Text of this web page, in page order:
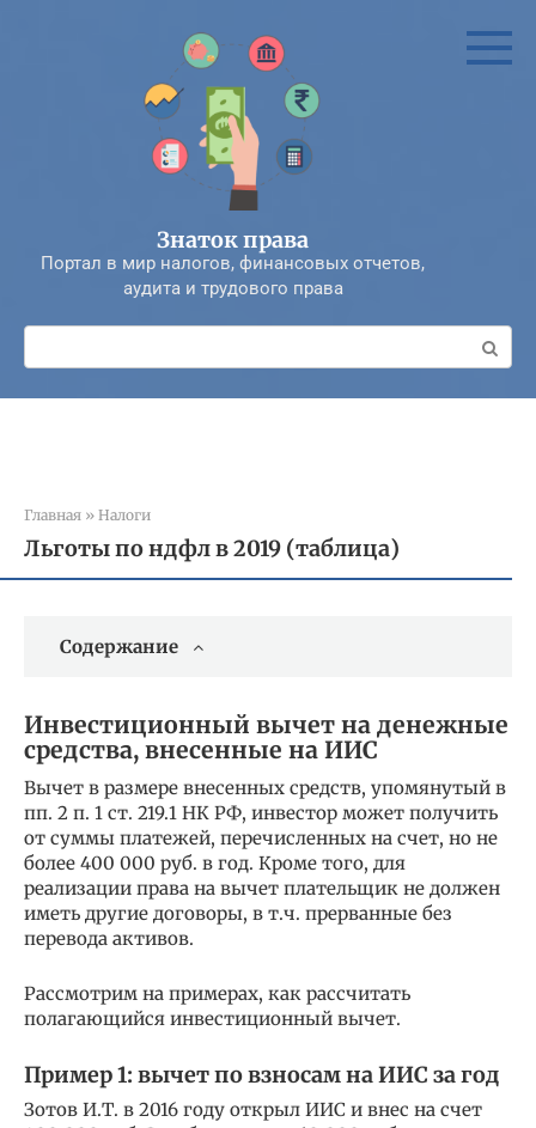
Знаток права
Портал в мир налогов, финансовых отчетов,
аудита и трудового права
Поиск:
Главная » Налоги
Льготы по ндфл в 2019 (таблица)
Содержание
Инвестиционный вычет на денежные
средства, внесенные на ИИС
Вычет в размере внесенных средств, упомянутый в
пп. 2 п. 1 ст. 219.1 НК РФ, инвестор может получить
от суммы платежей, перечисленных на счет, но не
более 400 000 руб. в год. Кроме того, для
реализации права на вычет плательщик не должен
иметь другие договоры, в т.ч. прерванные без
перевода активов.
Рассмотрим на примерах, как рассчитать
полагающийся инвестиционный вычет.
Пример 1: вычет по взносам на ИИС за год
Зотов И.Т. в 2016 году открыл ИИС и внес на счет